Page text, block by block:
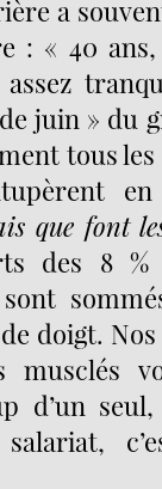
a
: « 40
juin » du
tous
que font
des 8
doigt.
musclés
d’un